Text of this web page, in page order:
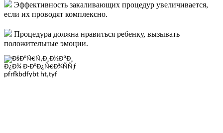
Эффективность закаливающих процедур увеличивается,
если их проводят комплексно.
Процедура должна нравиться ребенку, вызывать
положительные эмоции.